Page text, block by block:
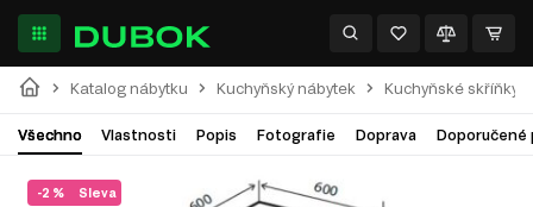
Katalog nábytku Kuchyňský nábytek Kuchyňské skříňky
Všechno Vlastnosti Popis Fotografie Doprava Doporučené
Sleva
-2 %